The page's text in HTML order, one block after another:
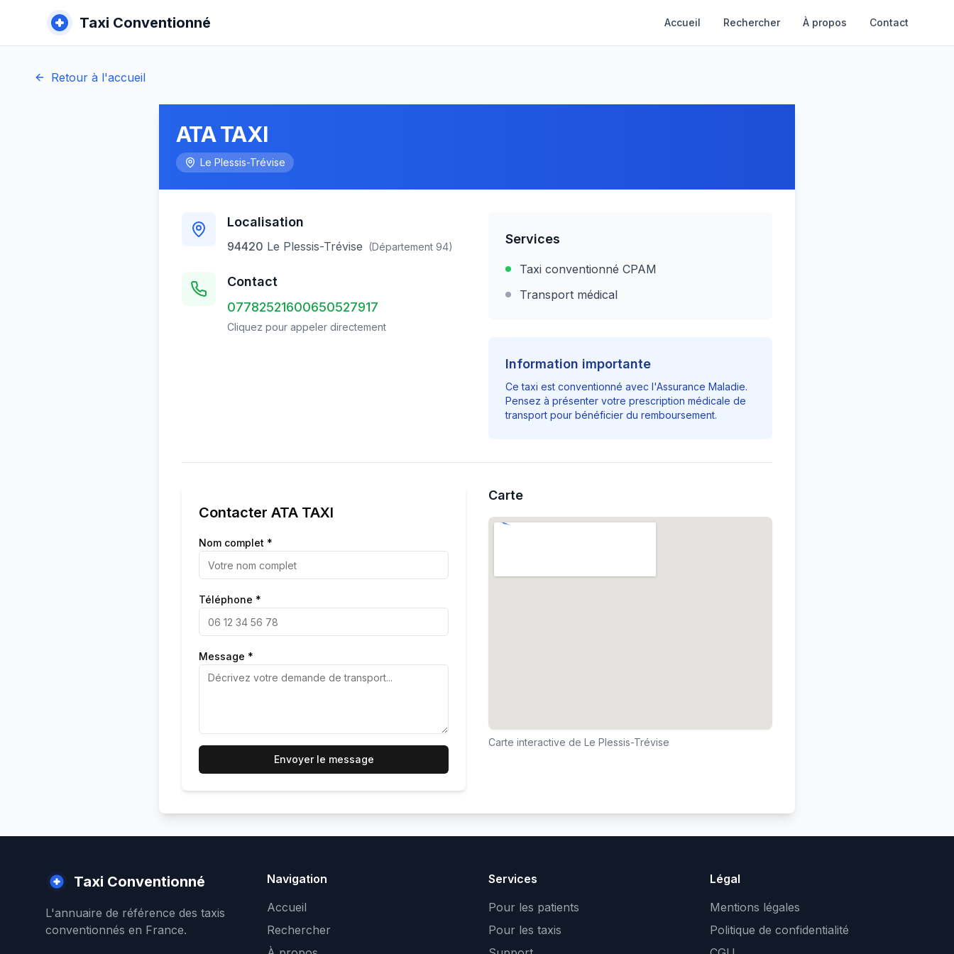
Taxi Conventionné Accueil Rechercher À propos Contact
Retour à l'accueil
ATA TAXI
Le Plessis-Trévise
Localisation
94420 Le Plessis-Trévise (Département 94)
Contact
07782521600650527917
Cliquez pour appeler directement
Services
Taxi conventionné CPAM
Transport médical
Information importante
Ce taxi est conventionné avec l'Assurance Maladie.
Pensez à présenter votre prescription médicale de
transport pour bénéficier du remboursement.
Contacter ATA TAXI
Nom complet *
Téléphone *
Message *
Envoyer le message
Carte
Carte interactive de Le Plessis-Trévise
Taxi Conventionné
L'annuaire de référence des taxis
conventionnés en France.
Navigation
Accueil
Rechercher
Services
Pour les patients
Pour les taxis
Légal
Mentions légales
Politique de confidentialité